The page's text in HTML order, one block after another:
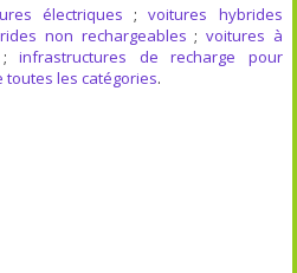
électriques ;voitures hybrides
non rechargeables ; voitures à
;infrastructures de recharge pour
toutes les catégories.